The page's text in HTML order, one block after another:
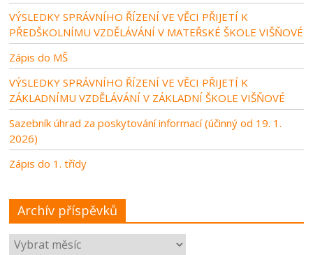
VÝSLEDKY SPRÁVNÍHO ŘÍZENÍ VE VĚCI PŘIJETÍ K
PŘEDŠKOLNÍMU VZDĚLÁVÁNÍ V MATEŘSKÉ ŠKOLE VIŠŇOVÉ
Zápis do MŠ
VÝSLEDKY SPRÁVNÍHO ŘÍZENÍ VE VĚCI PŘIJETÍ K
ZÁKLADNÍMU VZDĚLÁVÁNÍ V ZÁKLADNÍ ŠKOLE VIŠŇOVÉ
Sazebník úhrad za poskytování informací (účinný od 19. 1.
2026)
Zápis do 1. třídy
Archív příspěvků